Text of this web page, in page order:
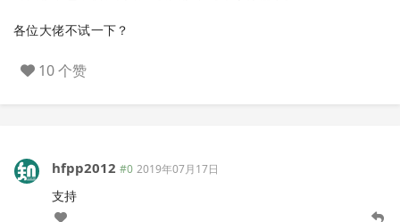
各位大佬不试一下？
10 个赞
hfpp2012 #0 2019年07月17日
支持